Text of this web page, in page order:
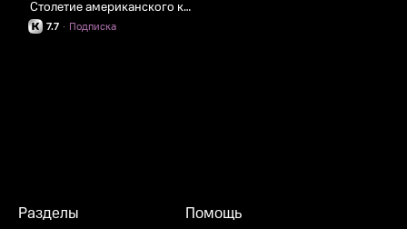
Столетие американского кино
7.7 Подписка
·
Разделы Помощь